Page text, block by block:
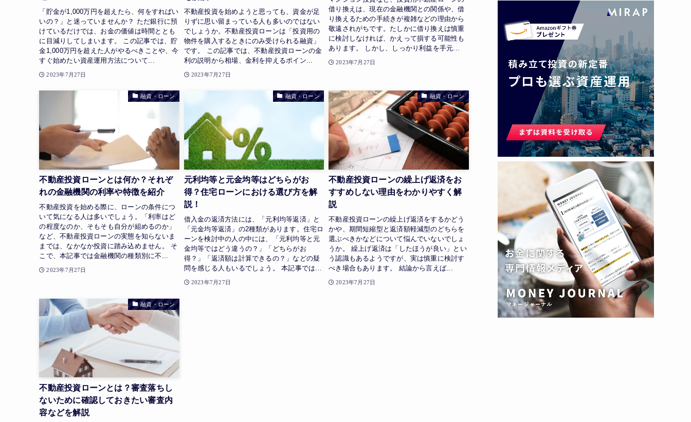
「貯金が1,000万円を超えたら、何をすればい
いの？」と迷っていませんか？ ただ銀行に預
けているだけでは、お金の価値は時間ととも
に目減りしてしまいます。 この記事では、貯
金1,000万円を超えた人がやるべきことや、今
すぐ始めたい資産運用方法について...
2023年7月27日
不動産投資を始めようと思っても、資金が足
りずに思い留まっている人も多いのではない
でしょうか。不動産投資ローンは「投資用の
物件を購入するときにのみ受けられる融資」
です。 この記事では、不動産投資ローンの金
利の説明から相場、金利を抑えるポイン...
2023年7月27日
借り換えは、現在の金融機関との関係や、借
り換えるための手続きが複雑などの理由から
敬遠されがちです。たしかに借り換えは慎重
に検討しなければ、かえって損する可能性も
あります。 しかし、しっかり利益を手元...
2023年7月27日
融資・ローン
不動産投資ローンとは何か？それぞ
れの金融機関の利率や特徴を紹介
不動産投資を始める際に、ローンの条件につ
いて気になる人は多いでしょう。「利率はど
の程度なのか、そもそも自分が組めるのか」
など、不動産投資ローンの実態を知らないま
までは、なかなか投資に踏み込めません。 そ
こで、本記事では金融機関の種類別に不...
2023年7月27日
融資・ローン
元利均等と元金均等はどちらがお
得？住宅ローンにおける選び方を解
説！
借入金の返済方法には、「元利均等返済」と
「元金均等返済」の2種類があります。住宅ロ
ーンを検討中の人の中には、「元利均等と元
金均等ではどう違うの？」「どちらがお
得？」「返済額は計算できるの？」などの疑
問を感じる人もいるでしょう。 本記事では...
2023年7月27日
融資・ローン
不動産投資ローンの繰上げ返済をお
すすめしない理由をわかりやすく解
説
不動産投資ローンの繰上げ返済をするかどう
かや、期間短縮型と返済額軽減型のどちらを
選ぶべきかなどについて悩んでいないでしょ
うか。 繰上げ返済は「したほうが良い」とい
う認識もあるようですが、実は慎重に検討す
べき場合もあります。 結論から言えば...
2023年7月27日
融資・ローン
不動産投資ローンとは？審査落ちし
ないために確認しておきたい審査内
容などを解説